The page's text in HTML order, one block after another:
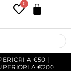
0
A €50 |
A €200